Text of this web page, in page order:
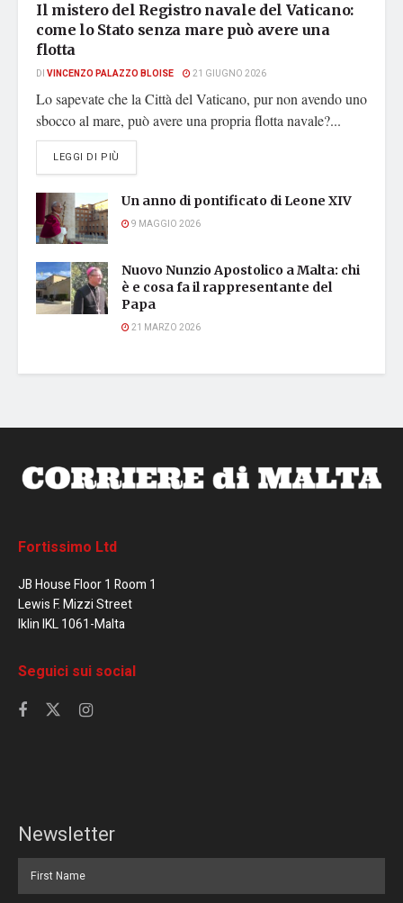
Il mistero del Registro navale del Vaticano:
come lo Stato senza mare può avere una
flotta
DI VINCENZO PALAZZO BLOISE 21 GIUGNO 2026
Lo sapevate che la Città del Vaticano, pur non avendo uno
sbocco al mare, può avere una propria flotta navale?...
LEGGI DI PIÙ
Un anno di pontificato di Leone XIV
9 MAGGIO 2026
Nuovo Nunzio Apostolico a Malta: chi
è e cosa fa il rappresentante del
Papa
21 MARZO 2026
Fortissimo Ltd
JB House Floor 1 Room 1
Lewis F. Mizzi Street
Iklin IKL 1061-Malta
Seguici sui social
Newsletter